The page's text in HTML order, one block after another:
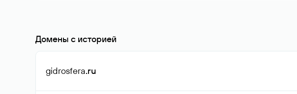
Домены с историей
gidrosfera.ru